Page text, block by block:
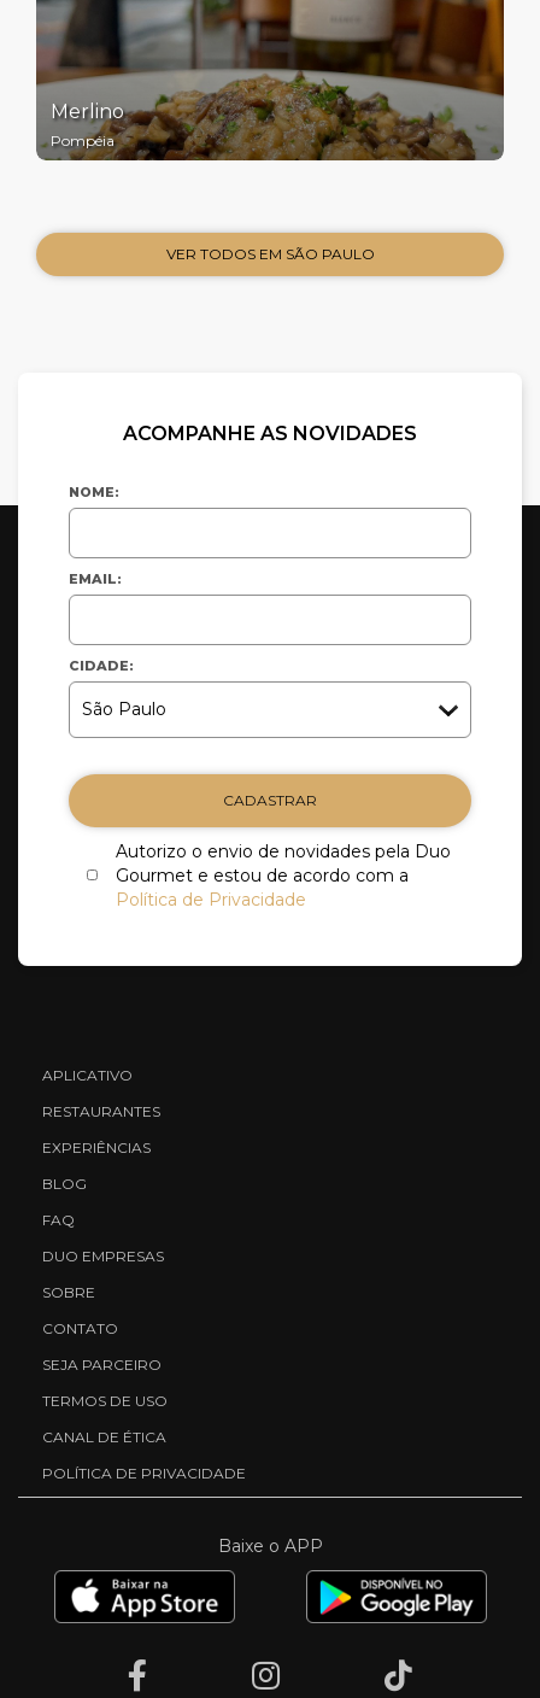
Merlino
Pompéia
VER TODOS EM SÃO PAULO
ACOMPANHE AS NOVIDADES
NOME:
EMAIL:
CIDADE:
CADASTRAR
Autorizo o envio de novidades pela Duo
Gourmet e estou de acordo com a
Política de Privacidade
APLICATIVO
RESTAURANTES
EXPERIÊNCIAS
BLOG
FAQ
DUO EMPRESAS
SOBRE
CONTATO
SEJA PARCEIRO
TERMOS DE USO
CANAL DE ÉTICA
POLÍTICA DE PRIVACIDADE
Baixe o APP